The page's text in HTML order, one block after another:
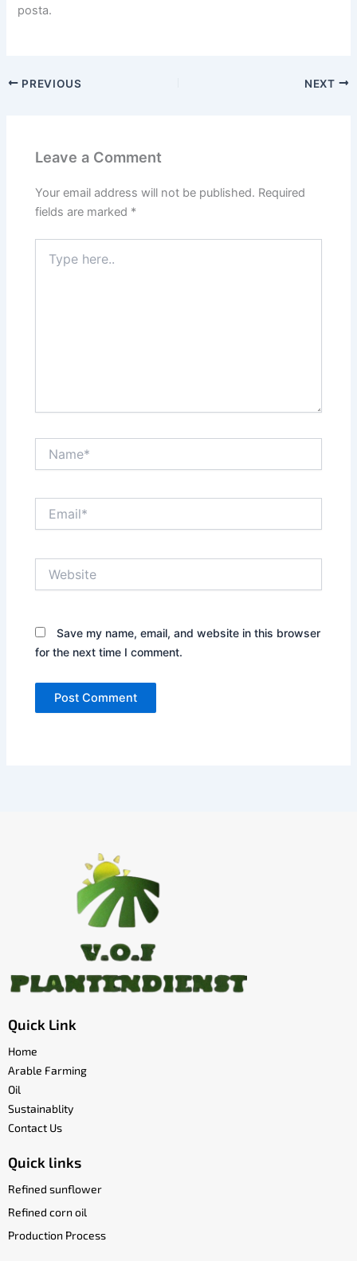
posta.
PREVIOUS NEXT
Leave a Comment
Your email address will not be published. Required
fields are marked *
here..
Save my name, email, and website in this browser
for the next time I comment.
Quick Link
Home
Arable Farming
Oil
Sustainablity
Contact Us
Quick links
Refined sunflower
Refined corn oil
Production Process